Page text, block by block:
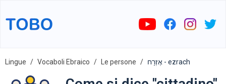
Lingue Vocaboli Ebraico Le persone אֶזְרָח - ezrach